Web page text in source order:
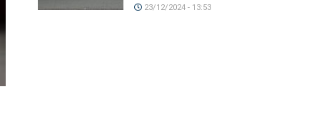
23/12/2024 - 13:53